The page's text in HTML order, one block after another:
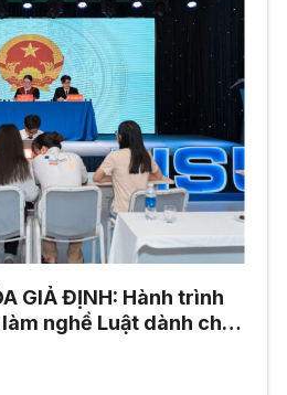
GIẢ ĐỊNH: Hành trình
nghề Luật dành cho